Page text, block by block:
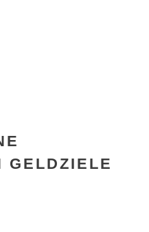
GELDZIELE